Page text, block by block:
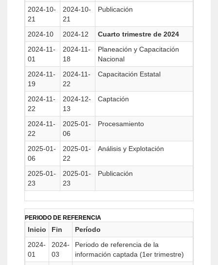
2024-10-
21
2024-10-
21
Publicación
2024-10 2024-12
Cuarto trimestre de 2024
2024-11-
01
2024-11-
18
Planeación y Capacitación
Nacional
2024-11-
19
2024-11-
22
Capacitación Estatal
2024-11-
22
2024-12-
13
Captación
2024-11-
22
2025-01-
06
Procesamiento
2025-01-
06
2025-01-
22
Análisis y Explotación
2025-01-
23
2025-01-
23
Publicación
PERIODO DE REFERENCIA
Inicio Fin
Período
2024-
01
2024-
03
Periodo de referencia de la
información captada (1er trimestre)